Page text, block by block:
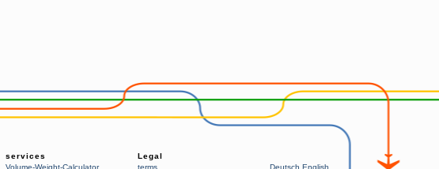
services
Volume-Weight-Calculator
Legal
terms
Deutsch English